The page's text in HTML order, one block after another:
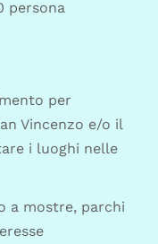
persona
per
Vincenzo e/o il
i luoghi nelle
a mostre, parchi